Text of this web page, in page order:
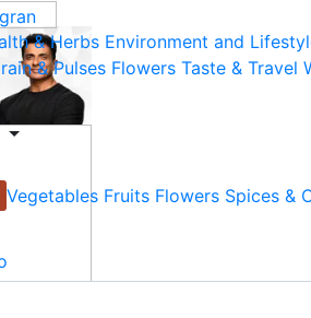
& Herbs Environment and
& Pulses Flowers Taste & Travel
Vegetables Fruits Flowers Spices &